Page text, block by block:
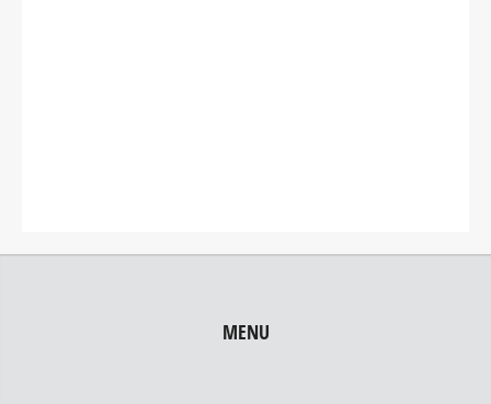
MENU